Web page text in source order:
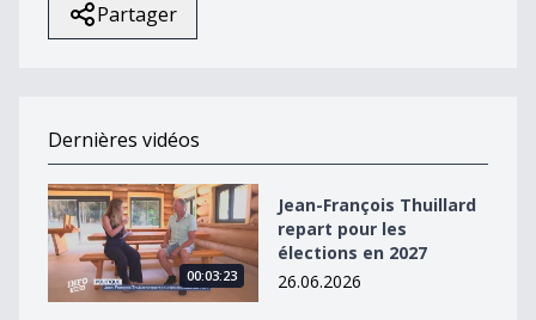
Partager
Dernières vidéos
Jean-François Thuillard repart pour les élections en
00:03:23
Jean-François Thuillard
repart pour les
élections en 2027
26.06.2026